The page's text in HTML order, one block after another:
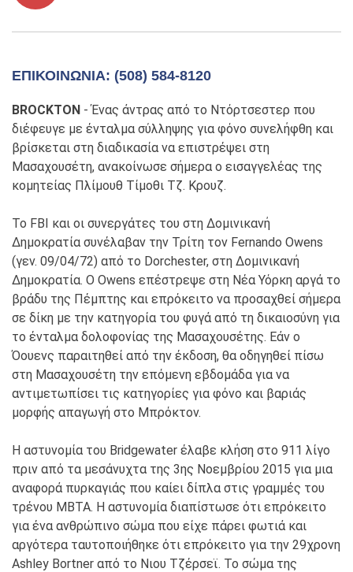
ΕΠΙΚΟΙΝΩΝΊΑ: (508) 584-8120
BROCKTON - Ένας άντρας από το Ντόρτσεστερ που
διέφευγε με ένταλμα σύλληψης για φόνο συνελήφθη και
βρίσκεται στη διαδικασία να επιστρέψει στη
Μασαχουσέτη, ανακοίνωσε σήμερα ο εισαγγελέας της
κομητείας Πλίμουθ Τίμοθι Τζ. Κρουζ.
Το FBI και οι συνεργάτες του στη Δομινικανή
Δημοκρατία συνέλαβαν την Τρίτη τον Fernando Owens
(γεν. 09/04/72) από το Dorchester, στη Δομινικανή
Δημοκρατία. Ο Owens επέστρεψε στη Νέα Υόρκη αργά το
βράδυ της Πέμπτης και επρόκειτο να προσαχθεί σήμερα
σε δίκη με την κατηγορία του φυγά από τη δικαιοσύνη για
το ένταλμα δολοφονίας της Μασαχουσέτης. Εάν ο
Όουενς παραιτηθεί από την έκδοση, θα οδηγηθεί πίσω
στη Μασαχουσέτη την επόμενη εβδομάδα για να
αντιμετωπίσει τις κατηγορίες για φόνο και βαριάς
μορφής απαγωγή στο Μπρόκτον.
Η αστυνομία του Bridgewater έλαβε κλήση στο 911 λίγο
πριν από τα μεσάνυχτα της 3ης Νοεμβρίου 2015 για μια
αναφορά πυρκαγιάς που καίει δίπλα στις γραμμές του
τρένου MBTA. Η αστυνομία διαπίστωσε ότι επρόκειτο
για ένα ανθρώπινο σώμα που είχε πάρει φωτιά και
αργότερα ταυτοποιήθηκε ότι επρόκειτο για την 29χρονη
Ashley Bortner από το Νιου Τζέρσεϊ. Το σώμα της